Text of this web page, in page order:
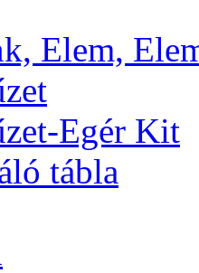
Elem,
Egér Kit
tábla